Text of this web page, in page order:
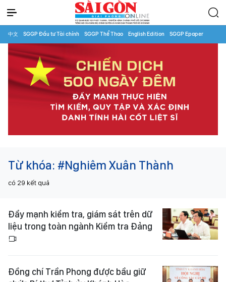
中文 SGGP Đầu tư Tài chính SGGP Thể Thao English Edition SGGP Epaper
Từ khóa: #Nghiêm Xuân Thành
có 29 kết quả
Đẩy mạnh kiểm tra, giám sát trên dữ
liệu trong toàn ngành Kiểm tra Đảng
Đồng chí Trần Phong được bầu giữ